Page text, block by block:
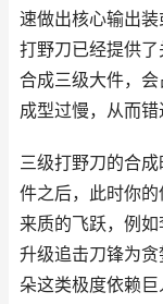
速做出核心输出
打野刀已经提供
合成三级大件，
成型过慢，从而错
三级打野刀的合
件之后，此时你
来质的飞跃，例
升级追击刀锋为
朵这类极度依赖